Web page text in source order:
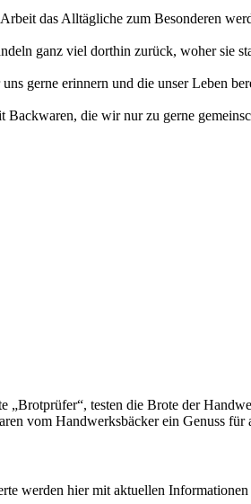
das Alltägliche zum Besonderen
ganz viel dorthin zurück, woher sie
gerne erinnern und die unser Leben
die wir nur zu gerne
„Brotprüfer“, testen die Brote der
vom Handwerksbäcker ein Genuss für
werden hier mit aktuellen